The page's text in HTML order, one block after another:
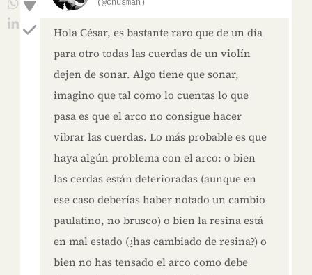
(@chusman)
Hola César, es bastante raro que de un día
para otro todas las cuerdas de un violín
dejen de sonar. Algo tiene que sonar,
imagino que tal como lo cuentas lo que
pasa es que el arco no consigue hacer
vibrar las cuerdas. Lo más probable es que
haya algún problema con el arco: o bien
las cerdas están deterioradas (aunque en
ese caso deberías haber notado un cambio
paulatino, no brusco) o bien la resina está
en mal estado (¿has cambiado de resina?) o
bien no has tensado el arco como debe